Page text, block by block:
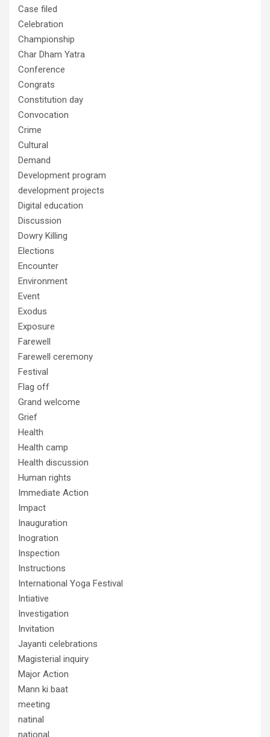
Case filed
Celebration
Championship
Char Dham Yatra
Conference
Congrats
Constitution day
Convocation
Crime
Cultural
Demand
Development program
development projects
Digital education
Discussion
Dowry Killing
Elections
Encounter
Environment
Event
Exodus
Exposure
Farewell
Farewell ceremony
Festival
Flag off
Grand welcome
Grief
Health
Health camp
Health discussion
Human rights
Immediate Action
Impact
Inauguration
Inogration
Inspection
Instructions
International Yoga Festival
Intiative
Investigation
Invitation
Jayanti celebrations
Magisterial inquiry
Major Action
Mann ki baat
meeting
natinal
national